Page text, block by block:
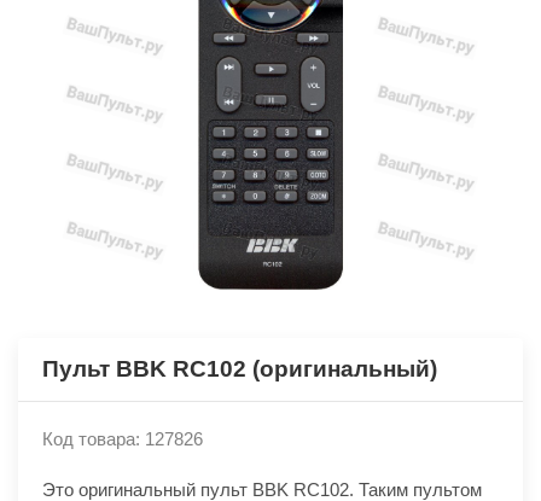
Пульт BBK RC102 (оригинальный)
Код товара: 127826
Это оригинальный пульт BBK RC102. Таким пультом